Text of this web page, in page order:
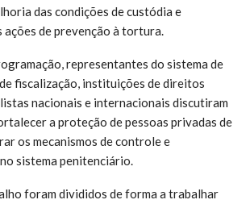
das condições de custódia e
de prevenção à tortura.
representantes do sistema de
fiscalização, instituições de direitos
nacionais e internacionais discutiram
a proteção de pessoas privadas de
os mecanismos de controle e
sistema penitenciário.
foram divididos de forma a trabalhar